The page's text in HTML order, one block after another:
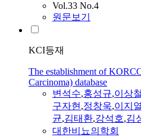
Vol.33 No.4
원문보기
KCI등재
The establishment of
Carcinoma) database
변석수,홍성규,이상철
구자현,정창욱,이지열
균,김태환,강석호,김
대한비뇨의학회